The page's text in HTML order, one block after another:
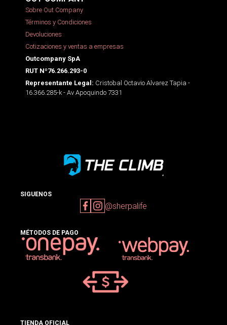
Sobre Out Company
Términos y Condiciones
Devoluciones
Cotizaciones y ventas a empresas
Outcompany SpA
RUT Nº76.266.293-0
Representante Legal: Cristobal Octavio Alvarez Tapia -
16.366.285-k - Av Apoquindo 7331
SIGUENOS
@sherpalife
MÉTODOS DE PAGO
TIENDA OFICIAL